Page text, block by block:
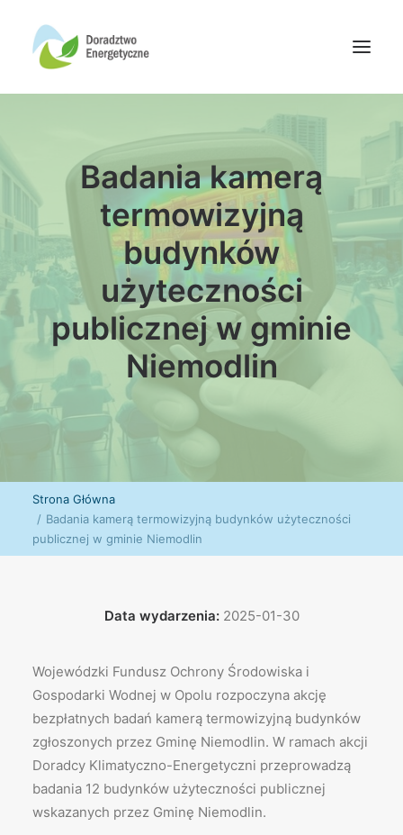
Aktualności
Oferta finansowania
Wiedza
Media
Kontakt
Wyszukiwanie
Badania kamerą
termowizyjną
budynków
użyteczności
publicznej w gminie
Niemodlin
Strona Główna
Badania kamerą termowizyjną budynków użyteczności
publicznej w gminie Niemodlin
Data wydarzenia:2025-01-30
Wojewódzki Fundusz Ochrony Środowiska i
Gospodarki Wodnej w Opolu rozpoczyna akcję
bezpłatnych badań kamerą termowizyjną budynków
zgłoszonych przez Gminę Niemodlin. W ramach akcji
Doradcy Klimatyczno-Energetyczni przeprowadzą
badania 12 budynków użyteczności publicznej
wskazanych przez Gminę Niemodlin.